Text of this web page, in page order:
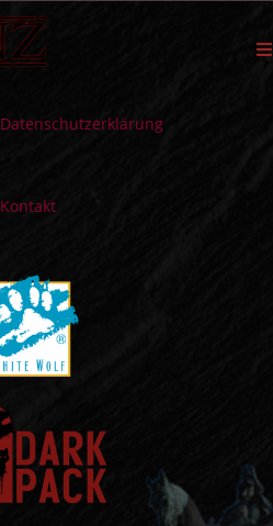
Datenschutzerklärung
Kontakt